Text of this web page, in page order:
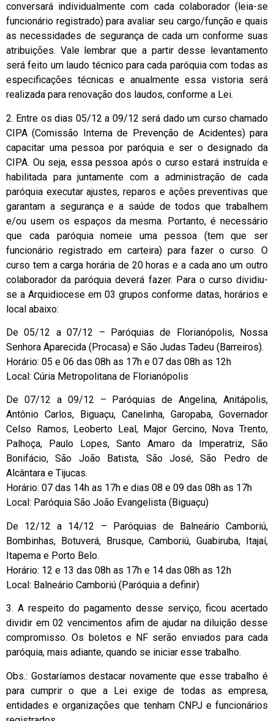
conversará individualmente com cada colaborador (leia-se
funcionário registrado) para avaliar seu cargo/função e quais
as necessidades de segurança de cada um conforme suas
atribuições. Vale lembrar que a partir desse levantamento
será feito um laudo técnico para cada paróquia com todas as
especificações técnicas e anualmente essa vistoria será
realizada para renovação dos laudos, conforme a Lei.
2. Entre os dias 05/12 a 09/12 será dado um curso chamado
CIPA (Comissão Interna de Prevenção de Acidentes) para
capacitar uma pessoa por paróquia e ser o designado da
CIPA. Ou seja, essa pessoa após o curso estará instruída e
habilitada para juntamente com a administração de cada
paróquia executar ajustes, reparos e ações preventivas que
garantam a segurança e a saúde de todos que trabalhem
e/ou usem os espaços da mesma. Portanto, é necessário
que cada paróquia nomeie uma pessoa (tem que ser
funcionário registrado em carteira) para fazer o curso. O
curso tem a carga horária de 20 horas e a cada ano um outro
colaborador da paróquia deverá fazer. Para o curso dividiu-
se a Arquidiocese em 03 grupos conforme datas, horários e
local abaixo:
De 05/12 a 07/12 – Paróquias de Florianópolis, Nossa
Senhora Aparecida (Procasa) e São Judas Tadeu (Barreiros).
Horário: 05 e 06 das 08h as 17h e 07 das 08h as 12h
Local: Cúria Metropolitana de Florianópolis
De 07/12 a 09/12 – Paróquias de Angelina, Anitápolis,
Antônio Carlos, Biguaçu, Canelinha, Garopaba, Governador
Celso Ramos, Leoberto Leal, Major Gercino, Nova Trento,
Palhoça, Paulo Lopes, Santo Amaro da Imperatriz, São
Bonifácio, São João Batista, São José, São Pedro de
Alcântara e Tijucas.
Horário: 07 das 14h as 17h e dias 08 e 09 das 08h as 17h
Local: Paróquia São João Evangelista (Biguaçu)
De 12/12 a 14/12 – Paróquias de Balneário Camboriú,
Bombinhas, Botuverá, Brusque, Camboriú, Guabiruba, Itajaí,
Itapema e Porto Belo.
Horário: 12 e 13 das 08h as 17h e 14 das 08h as 12h
Local: Balneário Camboriú (Paróquia a definir)
3. A respeito do pagamento desse serviço, ficou acertado
dividir em 02 vencimentos afim de ajudar na diluição desse
compromisso. Os boletos e NF serão enviados para cada
paróquia, mais adiante, quando se iniciar esse trabalho.
Obs.: Gostaríamos destacar novamente que esse trabalho é
para cumprir o que a Lei exige de todas as empresa,
entidades e organizações que tenham CNPJ e funcionários